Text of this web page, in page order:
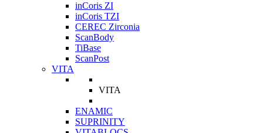
inCoris ZI
inCoris TZI
CEREC Zirconia
ScanBody
TiBase
ScanPost
VITA
VITA
ENAMIC
SUPRINITY